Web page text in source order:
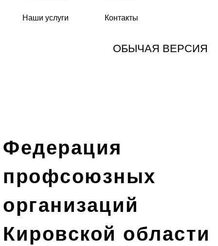
Наши услуги Контакты
ОБЫЧАЯ ВЕРСИЯ
Федерация
профсоюзных
организаций
Кировской области